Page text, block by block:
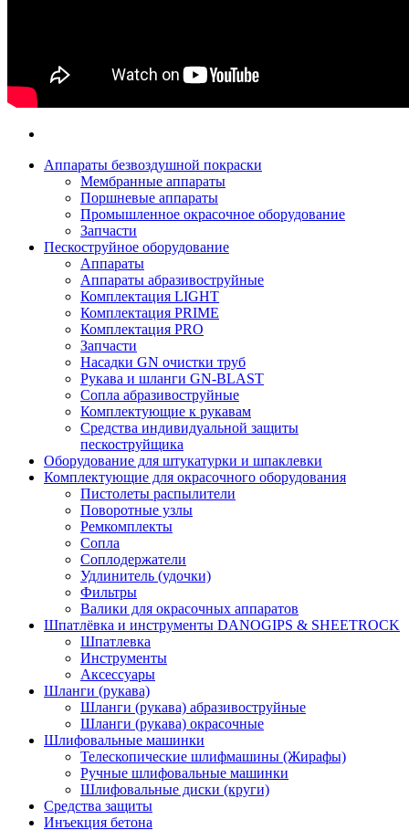
Аппараты безвоздушной покраски
Мембранные аппараты
Поршневые аппараты
Промышленное окрасочное оборудование
Запчасти
Пескоструйное оборудование
Аппараты
Аппараты абразивоструйные
Комплектация LIGHT
Комплектация PRIME
Комплектация PRO
Запчасти
Насадки GN очистки труб
Рукава и шланги GN-BLAST
Сопла абразивоструйные
Комплектующие к рукавам
Средства индивидуальной защиты
пескоструйщика
Оборудование для штукатурки и шпаклевки
Комплектующие для окрасочного оборудования
Пистолеты распылители
Поворотные узлы
Ремкомплекты
Сопла
Соплодержатели
Удлинитель (удочки)
Фильтры
Валики для окрасочных аппаратов
Шпатлёвка и инструменты DANOGIPS & SHEETROCK
Шпатлевка
Инструменты
Аксессуары
Шланги (рукава)
Шланги (рукава) абразивоструйные
Шланги (рукава) окрасочные
Шлифовальные машинки
Телескопические шлифмашины (Жирафы)
Ручные шлифовальные машинки
Шлифовальные диски (круги)
Средства защиты
Инъекция бетона